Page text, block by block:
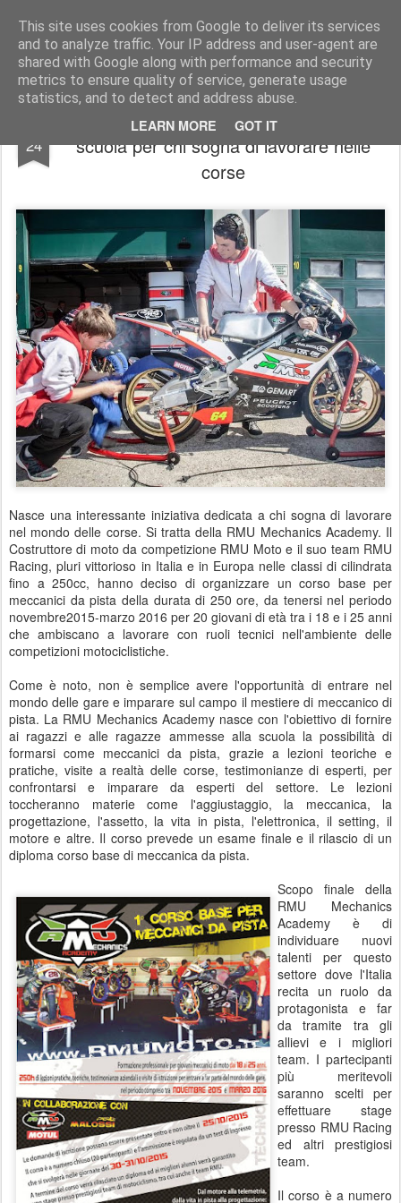
This site uses cookies from Google to deliver its services
and to analyze traffic. Your IP address and user-agent are
shared with Google along with performance and security
metrics to ensure quality of service, generate usage
statistics, and to detect and address abuse.
LEARN MORE GOT IT
AutoMotoCorse. Motorsport Random News 280912
24
Parte la RMU Mechanics Academy: una
scuola per chi sogna di lavorare nelle
corse
Nasce una interessante iniziativa dedicata a chi sogna di lavorare
nel mondo delle corse. Si tratta della RMU Mechanics Academy. Il
Costruttore di moto da competizione RMU Moto e il suo team RMU
Racing, pluri vittorioso in Italia e in Europa nelle classi di cilindrata
fino a 250cc, hanno deciso di organizzare un corso base per
meccanici da pista della durata di 250 ore, da tenersi nel periodo
novembre2015-marzo 2016 per 20 giovani di età tra i 18 e i 25 anni
che ambiscano a lavorare con ruoli tecnici nell'ambiente delle
competizioni motociclistiche.
Come è noto, non è semplice avere l'opportunità di entrare nel
mondo delle gare e imparare sul campo il mestiere di meccanico di
pista. La RMU Mechanics Academy nasce con l'obiettivo di fornire
ai ragazzi e alle ragazze ammesse alla scuola la possibilità di
formarsi come meccanici da pista, grazie a lezioni teoriche e
pratiche, visite a realtà delle corse, testimonianze di esperti, per
confrontarsi e imparare da esperti del settore. Le lezioni
toccheranno materie come l'aggiustaggio, la meccanica, la
progettazione, l'assetto, la vita in pista, l'elettronica, il setting, il
motore e altre. Il corso prevede un esame finale e il rilascio di un
diploma corso base di meccanica da pista.
Scopo finale della
RMU Mechanics
Academy è di
individuare nuovi
talenti per questo
settore dove l'Italia
recita un ruolo da
protagonista e far
da tramite tra gli
allievi e i migliori
team. I partecipanti
più meritevoli
saranno scelti per
effettuare stage
presso RMU Racing
ed altri prestigiosi
team.
Il corso è a numero